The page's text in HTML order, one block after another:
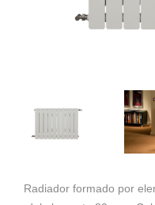
Radiador formado por